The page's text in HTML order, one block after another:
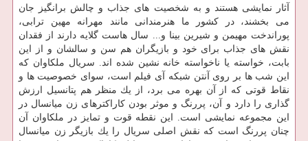
آثار نمایشی هستند و به شخصیت های جذاب و چالش برانگیز جان
می بخشند، در كشور ما هنرمندانی مانند مهرانه مهین ترابی،
پوراندخت مهیمن و شیرین بینا و... سال هاست گلایه دارند از فقدان
نقش های جذاب برای خود و بازیگران هم سن و سالشان و از این
بابت، خواسته یا ناخواسته خانه نشین شده اند. سریال ملكاوان كه
این شب ها بر روی آنتن شبكه آی فیلم است، سوای خصوصیت ها و
نقاط قوتی كه از آن بهره می برد، از یك منظر هم پتانسیل ارزش
گذاری را دارد و آن، پررنگ و موثر بودن كاراكترهای زن میانسال در
این مجموعه نمایشی است. این نقطه قوت و تمایز در ملكاوان آن
چنان پررنگ است كه نقش اصلی سریال را یك بازیگر زن میانسال